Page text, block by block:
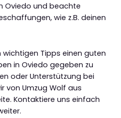
Oviedo und beachte
wie z.B. deinen
Tipps einen guten
in Oviedo gegeben zu
oder Unterstützung bei
von Umzug Wolf aus
Kontaktiere uns einfach